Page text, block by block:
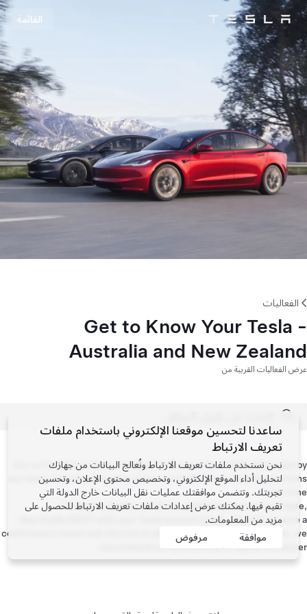
Tesla
Skip to main content
القائمة
الفعاليات
Get to Know Your Tesla -
Australia and New Zealand
عرض الفعاليات القريبة من
Join us for a live online introduction to your new Tesla vehicle led by
our team of product experts where you’ll be able to submit questions
in real time.
To attend, please select your preferred session and date,
then kindly RSVP with your Tesla account email. You will receive a
confirmation email with the link to attend. For the best experience, we
recommend using a desktop or laptop computer.
ساعدنا لتحسين موقعنا الإلكتروني باستخدام ملفات
تعريف الارتباط
نحن نستخدم ملفات تعريف الارتباط ونُعالج البيانات من جهازك
لتحليل أداء الموقع الإلكتروني، وتخصيص محتوى الإعلان، وتحسين
تجربتك. وتتضمن موافقتك عمليات نقل البيانات خارج الدولة التي
تقيم فيها. يمكنك عرض إعدادات ملفات تعريف الارتباط للحصول على
مزيد من المعلومات.
موافقة
مرفوض